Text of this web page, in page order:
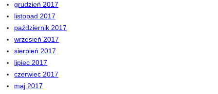
grudzień 2017
listopad 2017
październik 2017
wrzesień 2017
sierpień 2017
lipiec 2017
czerwiec 2017
maj 2017